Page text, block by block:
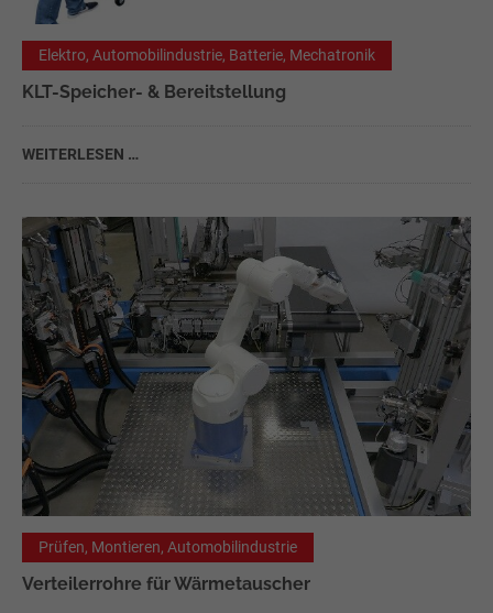
Elektro, Automobilindustrie, Batterie, Mechatronik
KLT-Speicher- & Bereitstellung
WEITERLESEN …
Prüfen, Montieren, Automobilindustrie
Verteilerrohre für Wärmetauscher